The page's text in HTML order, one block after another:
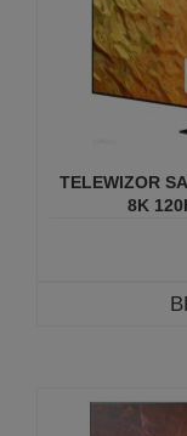
TELEWIZOR
8K